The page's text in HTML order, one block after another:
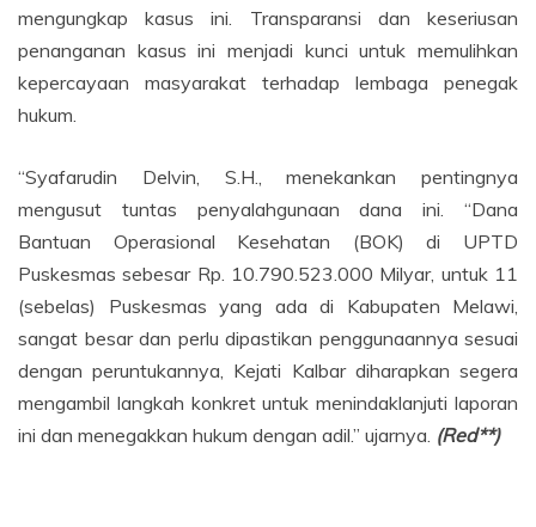
mengungkap kasus ini. Transparansi dan keseriusan
penanganan kasus ini menjadi kunci untuk memulihkan
kepercayaan masyarakat terhadap lembaga penegak
hukum.
“Syafarudin Delvin, S.H., menekankan pentingnya
mengusut tuntas penyalahgunaan dana ini. “Dana
Bantuan Operasional Kesehatan (BOK) di UPTD
Puskesmas sebesar Rp. 10.790.523.000 Milyar, untuk 11
(sebelas) Puskesmas yang ada di Kabupaten Melawi,
sangat besar dan perlu dipastikan penggunaannya sesuai
dengan peruntukannya, Kejati Kalbar diharapkan segera
mengambil langkah konkret untuk menindaklanjuti laporan
ini dan menegakkan hukum dengan adil.” ujarnya. (Red**)